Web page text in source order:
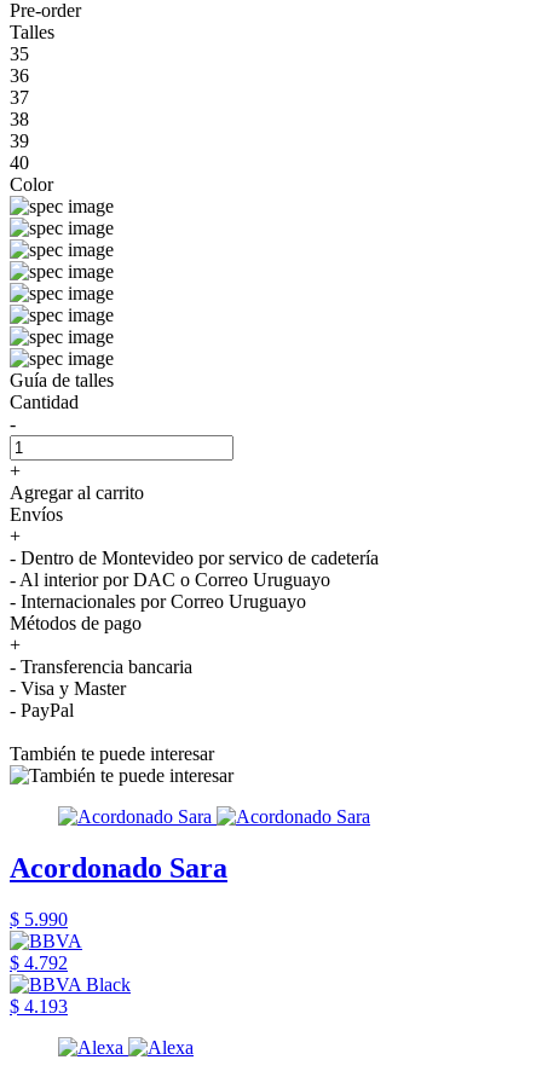
Pre-order
Talles
35
36
37
38
39
40
Color
Guía de talles
Cantidad
-
+
Agregar al carrito
Envíos
+
- Dentro de Montevideo por servico de cadetería
- Al interior por DAC o Correo Uruguayo
- Internacionales por Correo Uruguayo
Métodos de pago
+
- Transferencia bancaria
- Visa y Master
- PayPal
También te puede interesar
Acordonado Sara
$ 5.990
$ 4.792
$ 4.193